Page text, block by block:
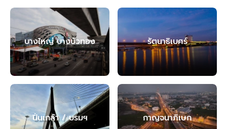
บางใหญ่ บางบัวทอง รัตนาธิเบศร์
ปิ่นเกล้า / บรมฯ กาญจนาภิเษก